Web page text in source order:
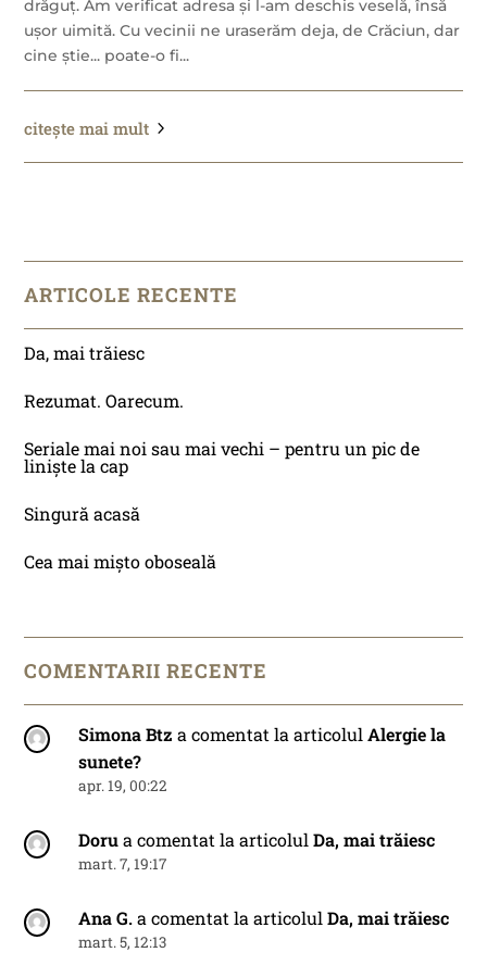
drăguț. Am verificat adresa și l-am deschis veselă, însă
ușor uimită. Cu vecinii ne uraserăm deja, de Crăciun, dar
cine știe... poate-o fi...
citește mai mult
ARTICOLE RECENTE
Da, mai trăiesc
Rezumat. Oarecum.
Seriale mai noi sau mai vechi – pentru un pic de
liniște la cap
Singură acasă
Cea mai mișto oboseală
COMENTARII RECENTE
Simona Btz a comentat la articolulAlergie la
sunete?
apr. 19, 00:22
Dorua comentat la articolulDa, mai trăiesc
mart. 7, 19:17
Ana G.a comentat la articolulDa, mai trăiesc
mart. 5, 12:13